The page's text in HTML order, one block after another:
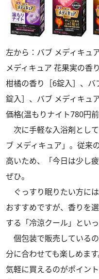
左から：バブ メディキュ
メディキュア 花果実の香
柑橘の香り［6錠入］、
錠入］、バブ メディキュ
価格(温もりナイト780円
次に手軽な入浴剤とし
ブ メディキュア」。従来
高いため、「今日は少し
ぜひ。
ぐっすり眠りたい方に
おすすめですが、香りを
する「冷涼クール」とい
個包装で販売している
分に合わせても楽しめま
気軽に買えるのがポイント